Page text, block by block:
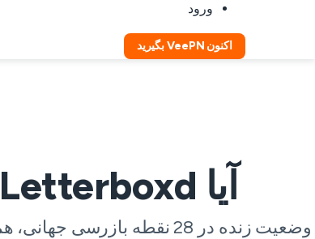
ورود
اکنون VeePN بگیرید
آیا Letterboxd در حال حاضر دچار مشکل است؟